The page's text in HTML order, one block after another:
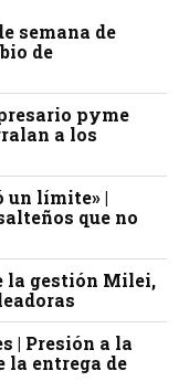
semana de
de
pyme
a los
un límite» |
que no
la gestión Milei,
| Presión a la
la entrega de